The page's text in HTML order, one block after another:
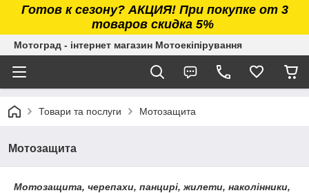
Готов к сезону? АКЦИЯ! При покупке от 3
товаров скидка 5%
Мотоград - інтернет магазин Мотоекіпірування
Товари та послуги Мотозащита
Мотозащита
Мотозащита, черепахи, панцирі, жилети, наколінники,